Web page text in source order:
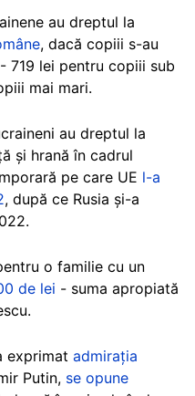
au dreptul la
, dacă copiii s-au
719 lei pentru copiii sub
mai mari.
au dreptul la
și hrană în cadrul
pe care UE l-a
, după ce Rusia și-a
o familie cu un
de lei - suma apropiată
exprimat admirația
Putin, se opune